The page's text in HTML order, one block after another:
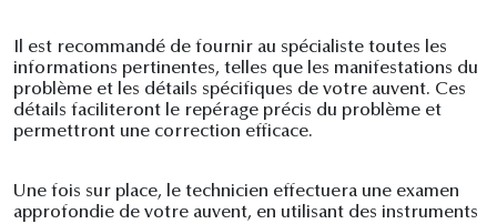
Il est recommandé de fournir au spécialiste toutes les
informations pertinentes, telles que les manifestations du
problème et les détails spécifiques de votre auvent. Ces
détails faciliteront le repérage précis du problème et
permettront une correction efficace.
Une fois sur place, le technicien effectuera une examen
approfondie de votre auvent, en utilisant des instruments